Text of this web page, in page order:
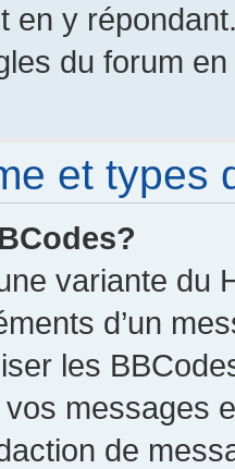
en y
du forum
et types
variante du
d’un
les
messages
de